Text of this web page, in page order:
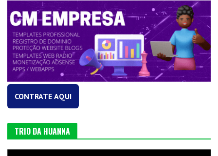
CONTRATE AQUI
TRIO DA HUANNA